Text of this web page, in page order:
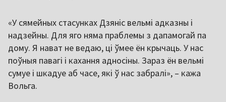
«У сямейных стасунках Дзяніс вельмі адказны і
надзейны. Для яго няма праблемы з дапамогай па
дому. Я нават не ведаю, ці ўмее ён крычаць. У нас
поўныя павагі і кахання адносіны. Зараз ён вельмі
сумуе і шкадуе аб часе, які ў нас забралі», – кажа
Вольга.